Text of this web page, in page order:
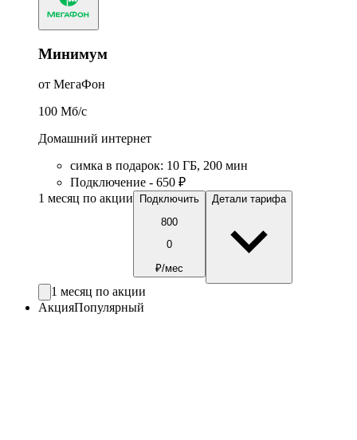
Минимум
от МегаФон
100 Мб/c
Домашний интернет
симка в подарок: 10 ГБ, 200 мин
Подключение - 650 ₽
1 месяц по акции
Подключить
800
0
₽/мес
Детали тарифа
1 месяц по акции
АкцияПопулярный